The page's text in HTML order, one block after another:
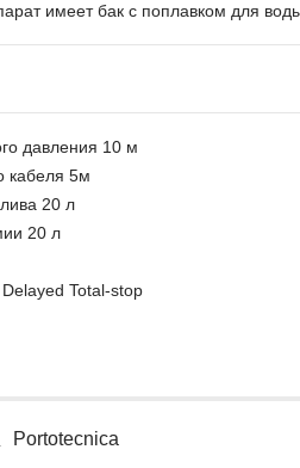
имеет бак с поплавком для
давления 10 м
кабеля 5м
20 л
20 л
Total-stop
Portotecnica